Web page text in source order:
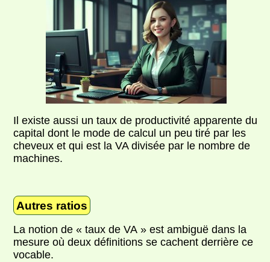
Il existe aussi un taux de productivité apparente du
capital dont le mode de calcul un peu tiré par les
cheveux et qui est la VA divisée par le nombre de
machines.
Autres ratios
La notion de « taux de VA » est ambiguë dans la
mesure où deux définitions se cachent derrière ce
vocable.